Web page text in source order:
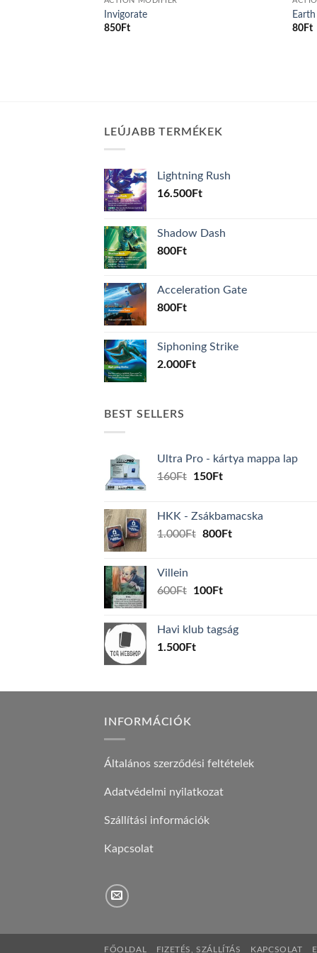
Invigorate
850Ft
80 Ft
LEÚJABB TERMÉKEK
Lightning Rush
16.500Ft
Shadow Dash
800Ft
Acceleration Gate
800Ft
Siphoning Strike
2.000Ft
BEST SELLERS
Ultra Pro - kártya mappa lap
160Ft
Original
160Ft.
150FtCurrent
150Ft.
HKK - Zsákbamacska
1.000Ft Original
800FtCurrent
Villein
600Ft
Original
600Ft.
100FtCurrent
100Ft.
Havi klub tagság
1.500Ft
INFORMÁCIÓK
Általános szerződési feltételek
Adatvédelmi nyilatkozat
Szállítási információk
Kapcsolat
FŐOLDAL FIZETÉS, SZÁLLÍTÁS KAPCSOLAT